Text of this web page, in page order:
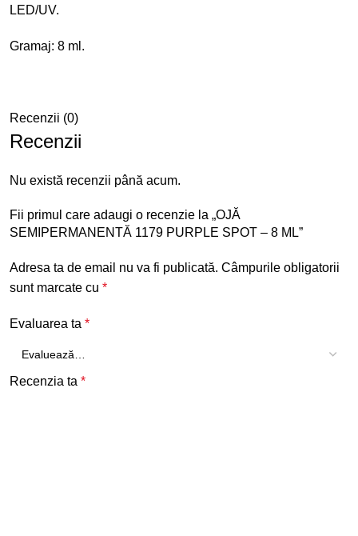
LED/UV.
Gramaj: 8 ml.
Recenzii (0)
Recenzii
Nu există recenzii până acum.
Fii primul care adaugi o recenzie la „OJĂ
SEMIPERMANENTĂ 1179 PURPLE SPOT – 8 ML”
Adresa ta de email nu va fi publicată. Câmpurile obligatorii
sunt marcate cu *
Evaluarea ta *
Recenzia ta *